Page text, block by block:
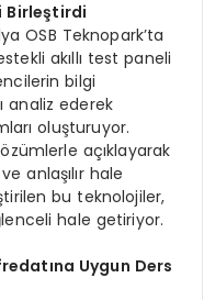
Birleştirdi
OSB Teknopark’ta
akıllı test paneli
bilgi
analiz ederek
oluşturuyor.
açıklayarak
anlaşılır hale
bu teknolojiler,
hale getiriyor.
Uygun Ders